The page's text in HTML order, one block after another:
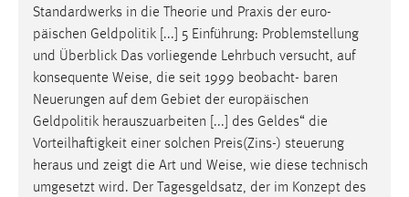
Standardwerks in die Theorie und Praxis der euro­
päischen Geldpolitik [...] 5 Einführung: Problemstellung
und Überblick Das vorliegende Lehrbuch versucht, auf
konsequente Weise, die seit 1999 beobacht- baren
Neuerungen auf dem Gebiet der europäischen
Geldpolitik herauszuarbeiten [...] des Geldes“ die
Vorteilhaftigkeit einer solchen Preis(Zins-) steuerung
heraus und zeigt die Art und Weise, wie diese technisch
umgesetzt wird. Der Tagesgeldsatz, der im Konzept des
MARKETING
Marketing Cookies werden von Drittanbietern
verwendet, um personalisierte Werbung anzuzeigen.
Sie tun dies, indem sie Besucher über Websites
hinweg verfolgen.
Google Ads